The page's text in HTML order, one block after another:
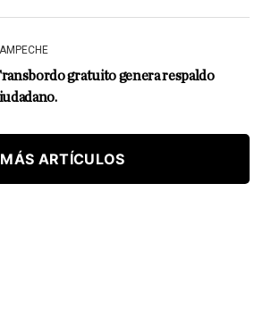
gratuito genera respaldo
MÁS ARTÍCULOS